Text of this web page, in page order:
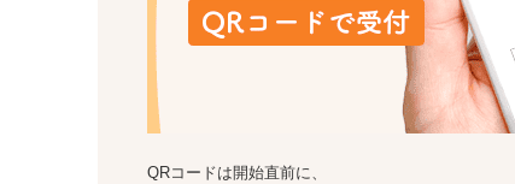
QRコードは開始直前に、